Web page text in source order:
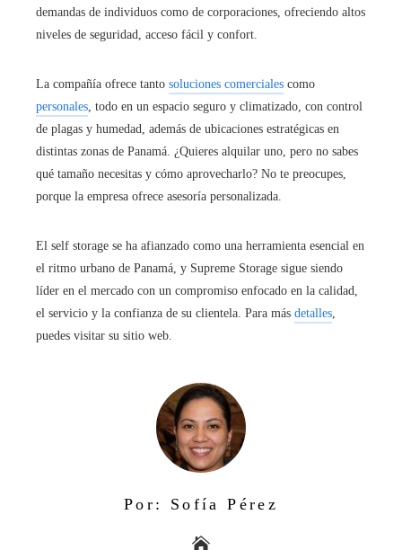
demandas de individuos como de corporaciones, ofreciendo altos
niveles de seguridad, acceso fácil y confort.
La compañía ofrece tanto soluciones comerciales como
personales, todo en un espacio seguro y climatizado, con control
de plagas y humedad, además de ubicaciones estratégicas en
distintas zonas de Panamá. ¿Quieres alquilar uno, pero no sabes
qué tamaño necesitas y cómo aprovecharlo? No te preocupes,
porque la empresa ofrece asesoría personalizada.
El self storage se ha afianzado como una herramienta esencial en
el ritmo urbano de Panamá, y Supreme Storage sigue siendo
líder en el mercado con un compromiso enfocado en la calidad,
el servicio y la confianza de su clientela. Para más detalles,
puedes visitar su sitio web.
Por: Sofía Pérez